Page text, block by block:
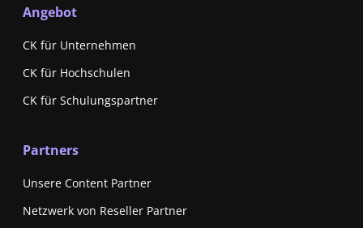
Angebot
CK für Unternehmen
CK für Hochschulen
CK für Schulungspartner
Partners
Unsere Content Partner
Netzwerk von Reseller Partner